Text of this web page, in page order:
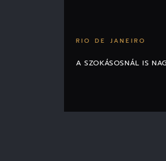
RIO DE JANEIRO
A SZOKÁSOSNÁL IS